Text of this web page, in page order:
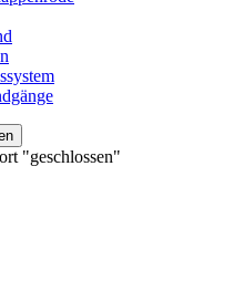
Schliessen
"geschlossen"